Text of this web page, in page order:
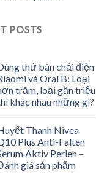
POSTS
thử bàn chải điện
và Oral B: Loại
trăm, loại gần triệu
khác nhau những gì?
Thanh Nivea
Plus Anti-Falten
Aktiv Perlen –
giá sản phẩm